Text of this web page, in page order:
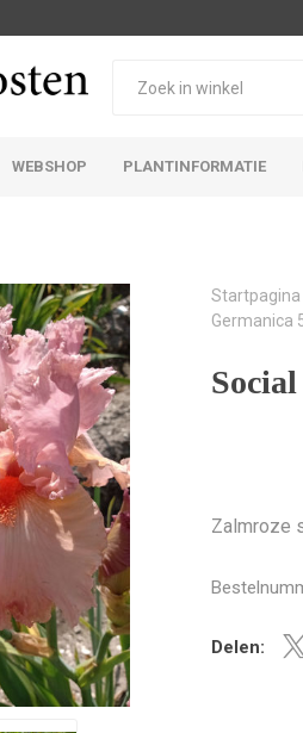
WEBSHOP PLANTINFORMATIE
Startpagina
Germanica
Zalmroze
Delen: